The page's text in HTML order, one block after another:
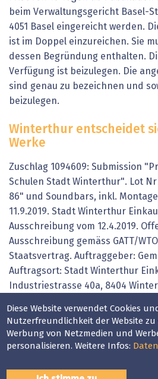
beim Verwaltungsgericht Basel-
4051 Basel eingereicht werden.
ist im Doppel einzureichen. Sie
dessen Begründung enthalten.
Verfügung ist beizulegen. Die
sind genau zu bezeichnen und
beizulegen.
Winterthur entscheidet
Werke
Zuschlag 1094609: Submission
Schulen Stadt Winterthur". Lot
86" und Soundbars, inkl.
11.9.2019. Stadt Winterthur
Ausschreibung vom 12.4.2019.
Ausschreibung gemäss GATT/
Staatsvertrag. Auftraggeber:
Auftragsort: Stadt Winterthur
Industriestrasse 40a, 8404
Vergabe: Zuschlag an mobil
Littenbachstrasse 1, 9442
Details: 5 Offerten eingegangen.
inkl. Montage. Evaluationsdauer:
Diese Website verwendet Cookies
Nutzerfreundlichkeit der Website
Werbung von Netzmedien und
personalisieren. Weitere Infos: